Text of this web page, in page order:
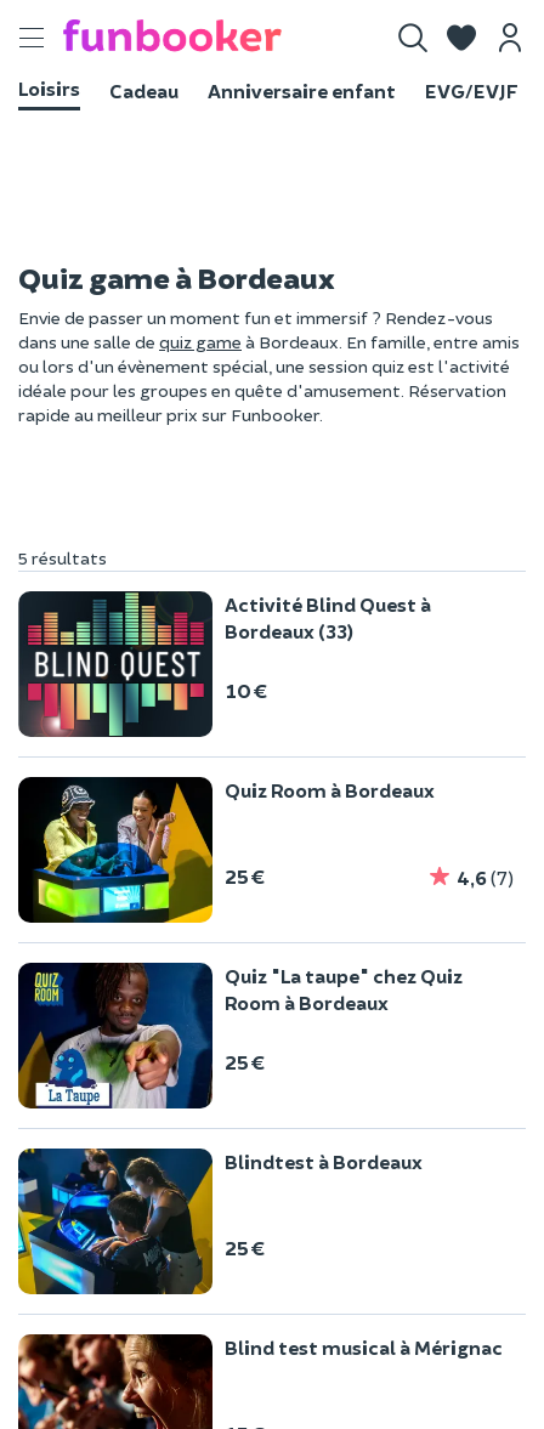
Toggle
Loisirs
Cadeau Anniversaire enfant EVG/EVJF
Quiz game à Bordeaux
Envie de passer un moment fun et immersif ? Rendez-vous
dans une salle de quiz game à Bordeaux. En famille, entre amis
ou lors d'un évènement spécial, une session quiz est l'activité
idéale pour les groupes en quête d'amusement. Réservation
rapide au meilleur prix sur Funbooker.
5 résultats
Activité Blind Quest à
Bordeaux (33)
10 €
Quiz Room à Bordeaux
25 € 4,6(7)
Quiz "La taupe" chez Quiz
Room à Bordeaux
25 €
Blindtest à Bordeaux
25 €
Blind test musical à Mérignac